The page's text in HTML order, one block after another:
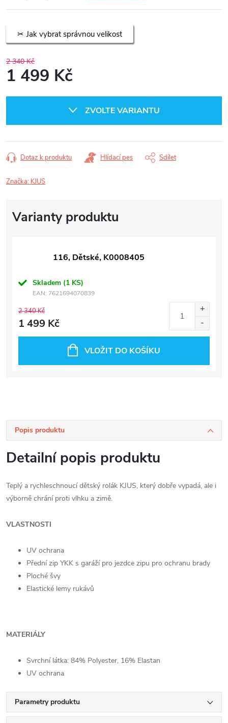
Jak vybrat správnou velikost
2 340 Kč
1 499 Kč
ZVOLTE VARIANTU
Dotaz k produktu Hlídací pes Sdílet
Značka: KJUS
116, Dětské, K0008405
Skladem (1 KS)
EAN: 7621694070839
2 340 Kč
1 499 Kč
VLOŽIT DO KOŠÍKU
Popis produktu
Detailní popis produktu
Teplý a rychleschnoucí dětský rolák KJUS, který dobře vypadá, ale i
výborně chrání proti vlhku a zimě.
VLASTNOSTI
UV ochrana
Přední zip YKK s garáží pro jezdce zipu pro ochranu brady
Ploché švy
Elastické lemy rukávů
MATERIÁLY
Svrchní látka: 84% Polyester, 16% Elastan
UV ochrana
Parametry produktu